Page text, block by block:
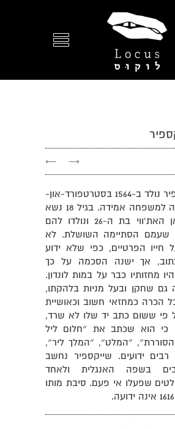
→
←
ויליאם שייקספיר נולד ב-1564 בסטרטפורד-און-
אבון שבאנגליה למשפחה אמידה. בגיל 18 נשא
לאישה את אן האת'ווי בת ה-26 ונולדו להם
שעמם הסתיימה השושלת. לא
חייו הפרטיים, כפי שלא ידוע
אך ישנה הסכמה על כך
שבשנת 1592 היו מחזותיו כבר על במות לונדון.
גם שחקן ובעל מניות בלהקתו,
הכרה כמחזאי חשוב וכאושיית
פי ששום כתב יד שלו לא שרד,
כי הוא שכתב את ״חלום ליל
הסוררת״, ״המלט״, ״המלך ליר״,
רבים ידועים. שייקספיר נחשב
בשפה האנגלית ולאחד
שפעלו אי פעם. סיבת מותו